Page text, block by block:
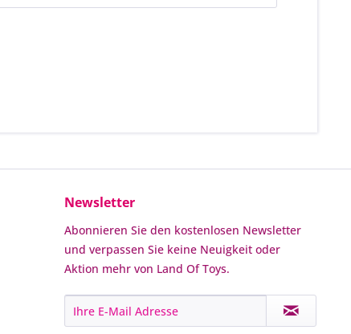
Newsletter
Abonnieren Sie den kostenlosen Newsletter
und verpassen Sie keine Neuigkeit oder
Aktion mehr von Land Of Toys.